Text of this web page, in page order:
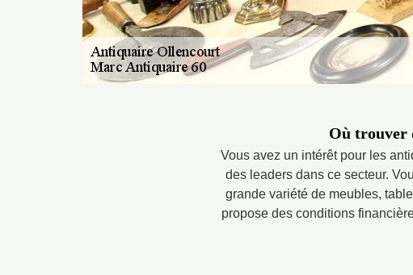
Où trouver
Vous avez un intérêt pour les
des leaders dans ce secteur.
grande variété de meubles,
propose des conditions